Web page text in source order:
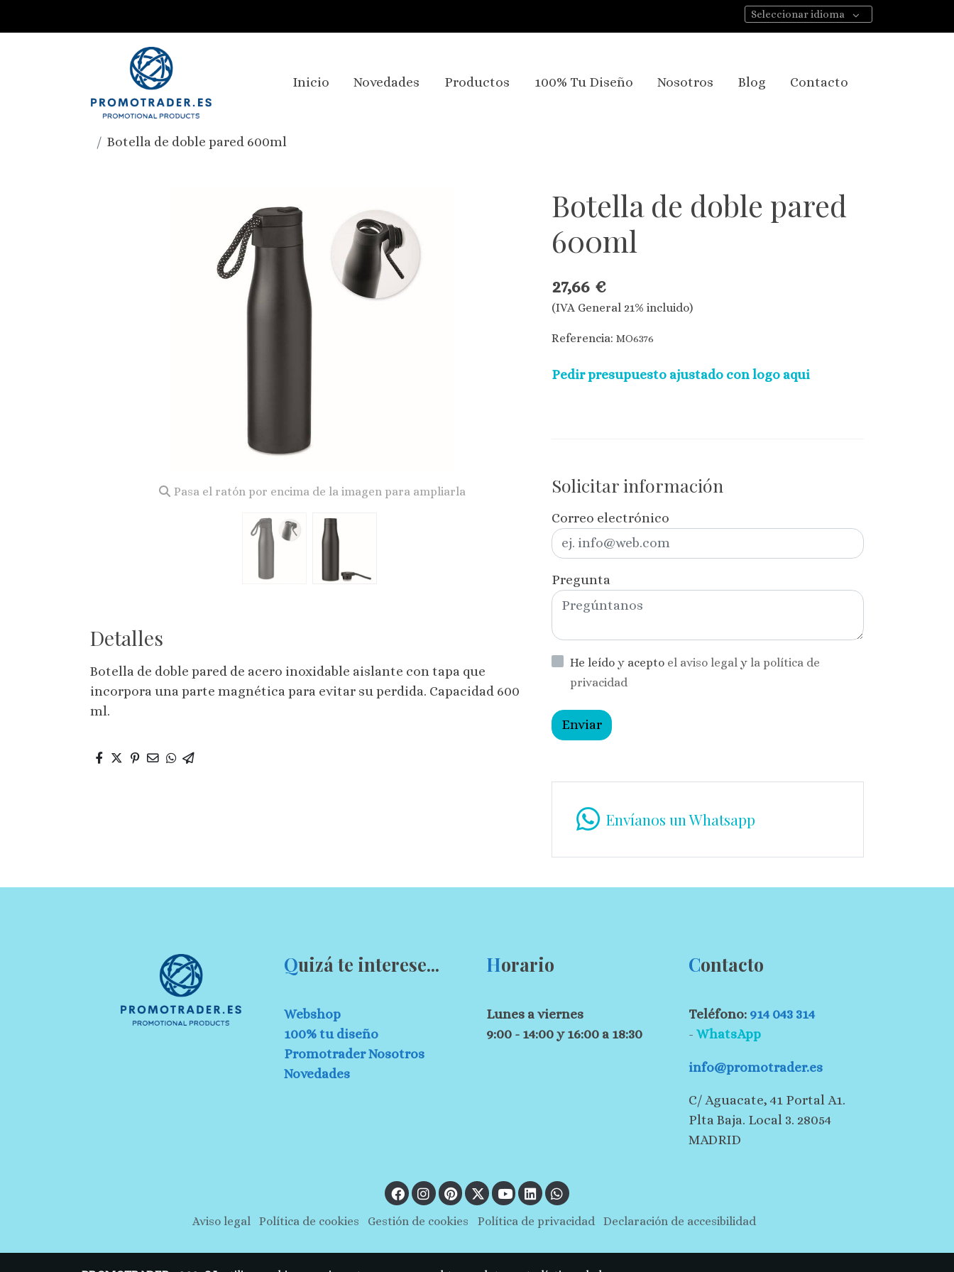
Seleccionar idioma
Inicio Novedades Productos 100% Tu Diseño Nosotros Blog Contacto
Botella de doble pared 600ml
Pasa el ratón por encima de la imagen para ampliarla
Detalles
Botella de doble pared de acero inoxidable aislante con tapa que
incorpora una parte magnética para evitar su perdida. Capacidad 600
ml.
Botella de doble pared
600ml
27,66 €
(IVA General 21% incluido)
Referencia:MO6376
Pedir presupuesto ajustado con logo aqui
Solicitar información
Correo electrónico
Pregunta
He leído y acepto el aviso legal y la política de
privacidad
Enviar
Envíanos un Whatsapp
Quizá te interese...
Webshop
100% tu diseño
Promotrader Nosotros
Novedades
Horario
Lunes a viernes
9:00 - 14:00 y 16:00 a 18:30
Contacto
Teléfono: 914 043 314
- WhatsApp
info@promotrader.es
C/ Aguacate, 41 Portal A1.
Plta Baja. Local 3. 28054
MADRID
Aviso legal Política de cookies Gestión de cookies Política de privacidad Declaración de accesibilidad